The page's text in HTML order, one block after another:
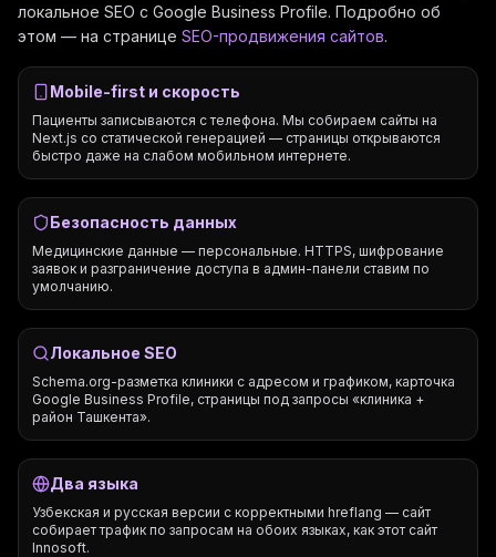
локальное SEO с Google Business Profile. Подробно об
этом — на странице SEO-продвижения сайтов.
Mobile-first и скорость
Пациенты записываются с телефона. Мы собираем сайты на
Next.js со статической генерацией — страницы открываются
быстро даже на слабом мобильном интернете.
Безопасность данных
Медицинские данные — персональные. HTTPS, шифрование
заявок и разграничение доступа в админ-панели ставим по
умолчанию.
Локальное SEO
Schema.org-разметка клиники с адресом и графиком, карточка
Google Business Profile, страницы под запросы «клиника +
район Ташкента».
Два языка
Узбекская и русская версии с корректными hreflang — сайт
собирает трафик по запросам на обоих языках, как этот сайт
Innosoft.